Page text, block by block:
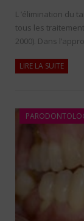
L ’élimination du
tous les
2000). Dans
LIRE LA SUITE